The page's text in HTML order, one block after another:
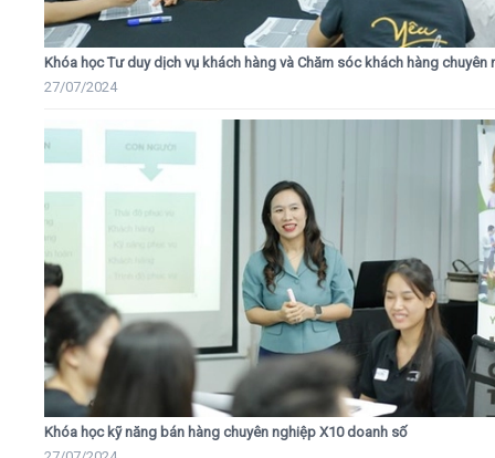
Khóa học Tư duy dịch vụ khách hàng và Chăm sóc khách hàng chuyên
27/07/2024
Khóa học kỹ năng bán hàng chuyên nghiệp X10 doanh số